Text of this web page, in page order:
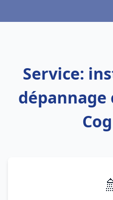
Service:
dépannage